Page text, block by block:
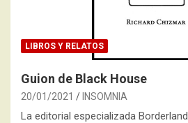
LIBROS Y RELATOS
Guion de Black House
20/01/2021 INSOMNIA
La editorial especializada